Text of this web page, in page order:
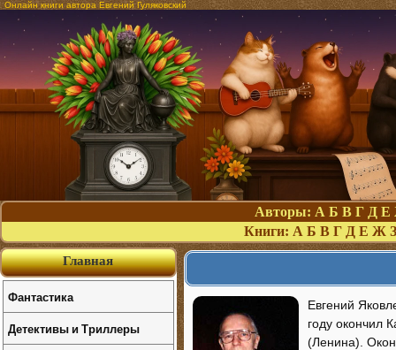
Онлайн книги автора Евгений Гуляковский
Авторы: А Б В Г Д Е
Книги: А Б В Г Д Е Ж З
Евгений
году окончил
(Ленина).
Главная
Фантастика
Детективы и Триллеры